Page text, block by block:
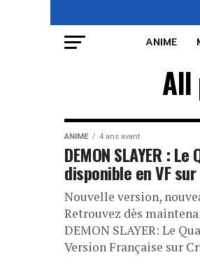
ANIME
All
ANIME 4 ans avant
DEMON SLAYER :
disponible en VF
Nouvelle version,
Retrouvez dès
DEMON SLAYER: Le
Version Française sur